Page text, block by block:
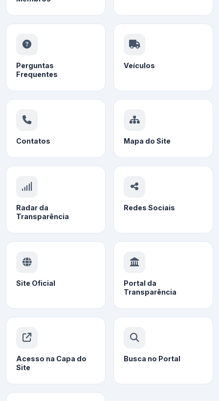
Perguntas
Frequentes
Veículos
Contatos Mapa do Site
Radar da
Transparência
Redes Sociais
Site Oficial
Portal da
Transparência
Acesso na Capa do
Site
Busca no Portal